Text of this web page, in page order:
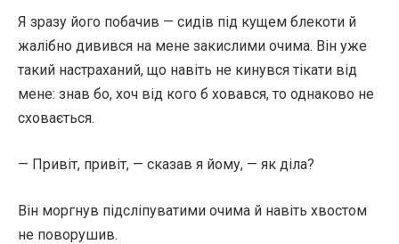
Я зразу його побачив — сидів під кущем блекоти й
жалібно дивився на мене закислими очима. Він уже
такий настраханий, що навіть не кинувся тікати від
мене: знав бо, хоч від кого б ховався, то однаково не
сховається.
— Привіт, привіт, — сказав я йому, — як діла?
Він моргнув підсліпуватими очима й навіть хвостом
не поворушив.